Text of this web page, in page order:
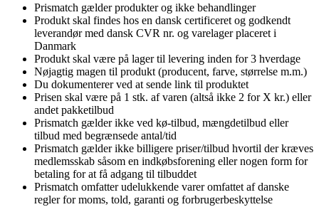
Prismatch gælder produkter og ikke behandlinger
Produkt skal findes hos en dansk certificeret og godkendt
leverandør med dansk CVR nr. og varelager placeret i
Danmark
Produkt skal være på lager til levering inden for 3 hverdage
Nøjagtig magen til produkt (producent, farve, størrelse m.m.)
Du dokumenterer ved at sende link til produktet
Prisen skal være på 1 stk. af varen (altså ikke 2 for X kr.) eller
andet pakketilbud
Prismatch gælder ikke ved kø-tilbud, mængdetilbud eller
tilbud med begrænsede antal/tid
Prismatch gælder ikke billigere priser/tilbud hvortil der kræves
medlemsskab såsom en indkøbsforening eller nogen form for
betaling for at få adgang til tilbuddet
Prismatch omfatter udelukkende varer omfattet af danske
regler for moms, told, garanti og forbrugerbeskyttelse